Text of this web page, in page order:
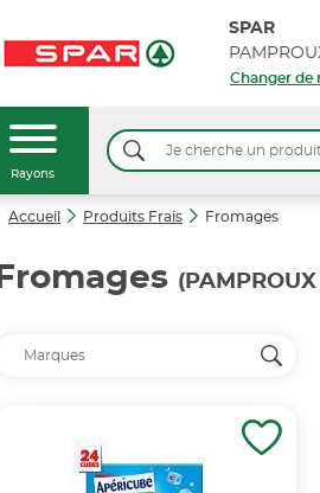
SPAR
Changer de
Rayons
Accueil Produits Frais Fromages
Fromages